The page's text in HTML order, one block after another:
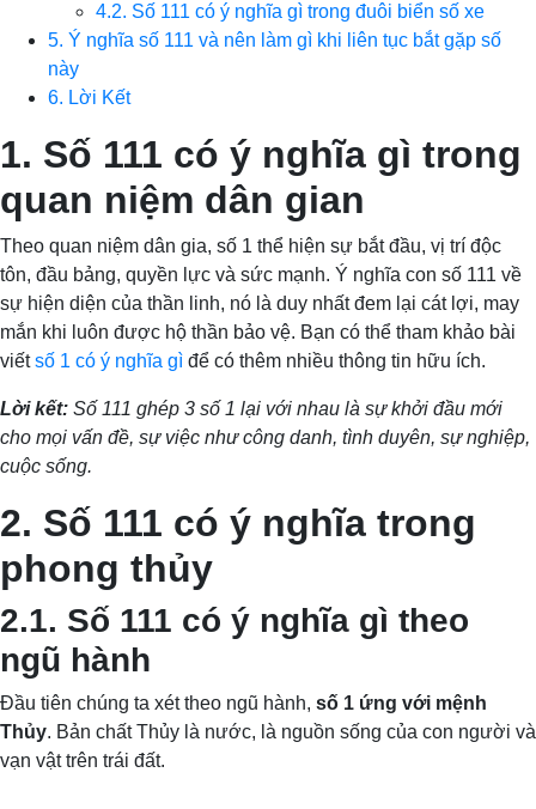
4.2. Số 111 có ý nghĩa gì trong đuôi biển số xe
5. Ý nghĩa số 111 và nên làm gì khi liên tục bắt gặp số
này
6. Lời Kết
1. Số 111 có ý nghĩa gì trong
quan niệm dân gian
Theo quan niệm dân gia, số 1 thể hiện sự bắt đầu, vị trí độc
tôn, đầu bảng, quyền lực và sức mạnh. Ý nghĩa con số 111 về
sự hiện diện của thần linh, nó là duy nhất đem lại cát lợi, may
mắn khi luôn được hộ thần bảo vệ. Bạn có thể tham khảo bài
viếtsố 1 có ý nghĩa gì để có thêm nhiều thông tin hữu ích.
Lời kết: Số 111 ghép 3 số 1 lại với nhau là sự khởi đầu mới
cho mọi vấn đề, sự việc như công danh, tình duyên, sự nghiệp,
cuộc sống.
2. Số 111 có ý nghĩa trong
phong thủy
2.1. Số 111 có ý nghĩa gì theo
ngũ hành
Đầu tiên chúng ta xét theo ngũ hành, số 1 ứng với mệnh
Thủy. Bản chất Thủy là nước, là nguồn sống của con người và
vạn vật trên trái đất.